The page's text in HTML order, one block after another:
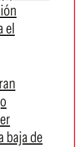
el
baja de